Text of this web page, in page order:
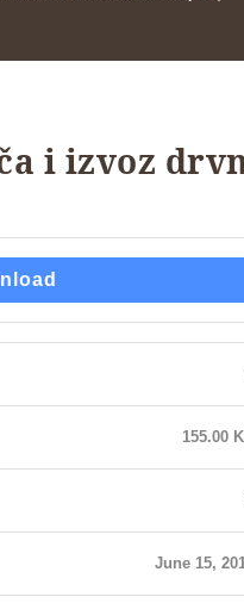
i izvoz
155.00
June 15,